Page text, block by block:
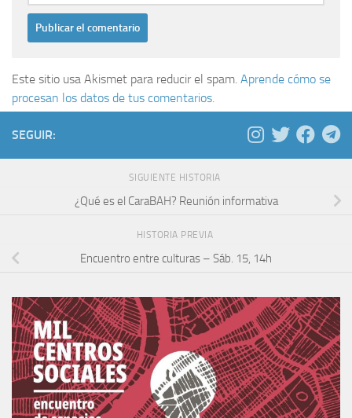
Este sitio usa Akismet para reducir el spam. Aprende cómo se
procesan los datos de tus comentarios.
SEGUIR:
SIGUIENTE HISTORIA
¿Qué es el CaraBAH? Reunión informativa
HISTORIA PREVIA
Encuentro entre culturas – Sáb. 15, 14h